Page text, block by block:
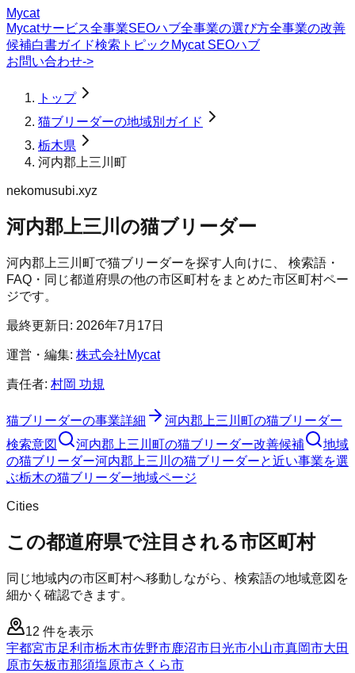
Mycat
Mycatサービス全事業SEOハブ全事業の選び方全事業の改善
候補白書ガイド検索トピック Mycat SEOハブ
お問い合わせ->
トップ
猫ブリーダーの地域別ガイド
栃木県
河内郡上三川町
nekomusubi.xyz
河内郡上三川の猫ブリーダー
河内郡上三川町で猫ブリーダーを探す人向けに、 検索語・
FAQ・同じ都道府県の他の市区町村をまとめた市区町村ペー
ジです。
最終更新日: 2026年7月17日
運営・編集: 株式会社Mycat
責任者: 村岡 功規
猫ブリーダーの事業詳細 河内郡上三川町の猫ブリーダー
検索意図
河内郡上三川町の猫ブリーダー改善候補
地域
の猫ブリーダー河内郡上三川の猫ブリーダーと近い事業を選
ぶ栃木の猫ブリーダー地域ページ
Cities
この都道府県で注目される市区町村
同じ地域内の市区町村へ移動しながら、検索語の地域意図を
細かく確認できます。
12 件を表示
宇都宮市足利市栃木市佐野市鹿沼市日光市小山市真岡市大田
原市矢板市那須塩原市さくら市